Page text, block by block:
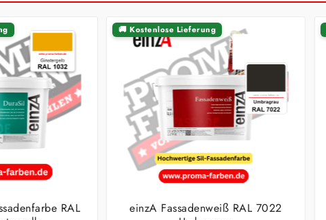
RAL
🚚 Kostenlose Lieferung
einzA Fassadenweiß RAL 7022